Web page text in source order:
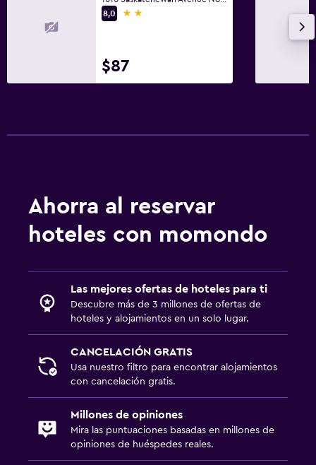
8,0
2 estrellas
$87
Ahorra al reservar
hoteles con momondo
Las mejores ofertas de hoteles para ti
Descubre más de 3 millones de ofertas de
hoteles y alojamientos en un solo lugar.
CANCELACIÓN GRATIS
Usa nuestro filtro para encontrar alojamientos
con cancelación gratis.
Millones de opiniones
Mira las puntuaciones basadas en millones de
opiniones de huéspedes reales.